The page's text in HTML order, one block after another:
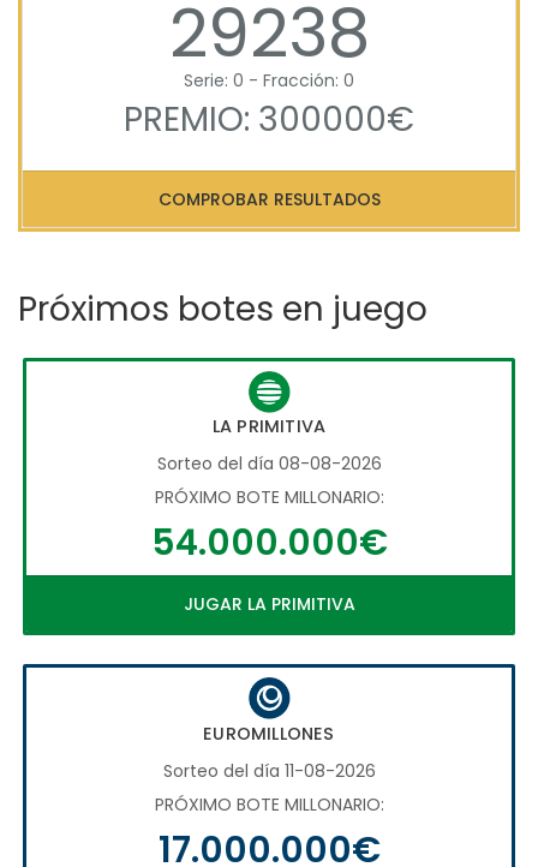
29238
Serie: 0 - Fracción: 0
PREMIO: 300000€
COMPROBAR RESULTADOS
Próximos botes en juego
LA PRIMITIVA
Sorteo del día 08-08-2026
PRÓXIMO BOTE MILLONARIO:
54.000.000€
JUGAR LA PRIMITIVA
EUROMILLONES
Sorteo del día 11-08-2026
PRÓXIMO BOTE MILLONARIO:
17.000.000€